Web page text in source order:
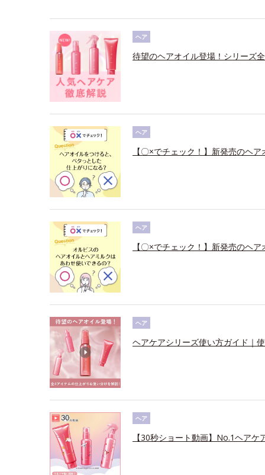
ヘア
待望のヘアオイル登場！シリーズ
ヘア
【〇×でチェック！】新発売のヘ
ヘア
【〇×でチェック！】新発売のヘ
ヘア
ヘアケアシリーズ使い方ガイド｜
ヘア
【30秒ショート動画】No.1ヘア